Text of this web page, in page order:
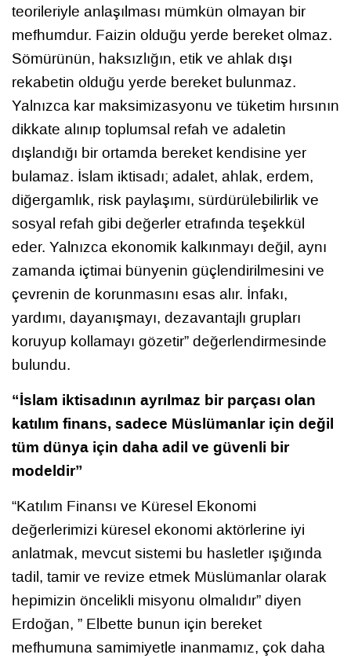
teorileriyle anlaşılması mümkün olmayan bir
mefhumdur. Faizin olduğu yerde bereket olmaz.
Sömürünün, haksızlığın, etik ve ahlak dışı
rekabetin olduğu yerde bereket bulunmaz.
Yalnızca kar maksimizasyonu ve tüketim hırsının
dikkate alınıp toplumsal refah ve adaletin
dışlandığı bir ortamda bereket kendisine yer
bulamaz. İslam iktisadı; adalet, ahlak, erdem,
diğergamlık, risk paylaşımı, sürdürülebilirlik ve
sosyal refah gibi değerler etrafında teşekkül
eder. Yalnızca ekonomik kalkınmayı değil, aynı
zamanda içtimai bünyenin güçlendirilmesini ve
çevrenin de korunmasını esas alır. İnfakı,
yardımı, dayanışmayı, dezavantajlı grupları
koruyup kollamayı gözetir” değerlendirmesinde
bulundu.
“İslam iktisadının ayrılmaz bir parçası olan
katılım finans, sadece Müslümanlar için değil
tüm dünya için daha adil ve güvenli bir
modeldir”
“Katılım Finansı ve Küresel Ekonomi
değerlerimizi küresel ekonomi aktörlerine iyi
anlatmak, mevcut sistemi bu hasletler ışığında
tadil, tamir ve revize etmek Müslümanlar olarak
hepimizin öncelikli misyonu olmalıdır” diyen
Erdoğan, ” Elbette bunun için bereket
mefhumuna samimiyetle inanmamız, çok daha